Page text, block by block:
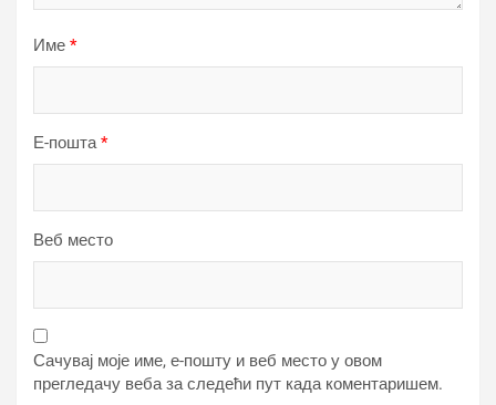
Име *
Е-пошта*
Веб место
Сачувај моје име, е-пошту и веб место у овом
прегледачу веба за следећи пут када коментаришем.